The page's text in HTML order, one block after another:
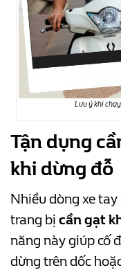
Lưu ý khi
Tận dụng
khi dừng đỗ
Nhiều dòng xe
trang bị cần gạt
năng này giúp cố
dừng trên dốc